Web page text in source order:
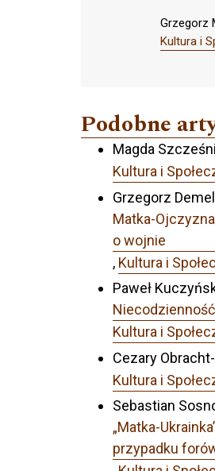
Grzegorz
Kultura i
Podobne
Magda
Kultura i
Grzegorz
Matka-
o wojnie
, Kultura i
Paweł
Kultura i
Cezary
Kultura i
Sebastian
„Matka-
przypadku